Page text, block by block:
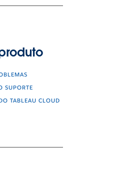
SUPORTE
TABLEAU CLOUD